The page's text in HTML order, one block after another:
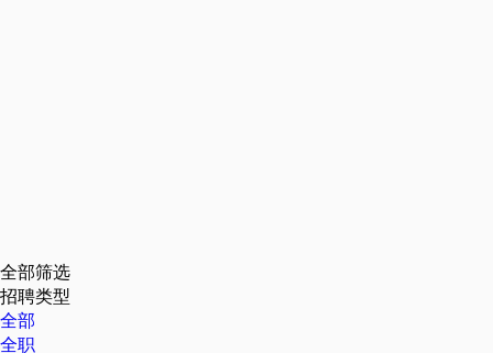
全部筛选
招聘类型
全部
全职